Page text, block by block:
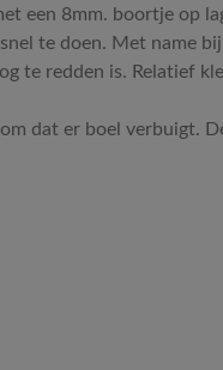
een 8mm. boortje op
te doen. Met name
te redden is. Relatief
dat er boel verbuigt.